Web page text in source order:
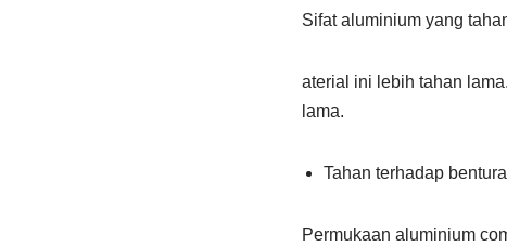
Sifat aluminium yang
aterial ini lebih tahan
lama.
Tahan terhadap
Permukaan aluminium